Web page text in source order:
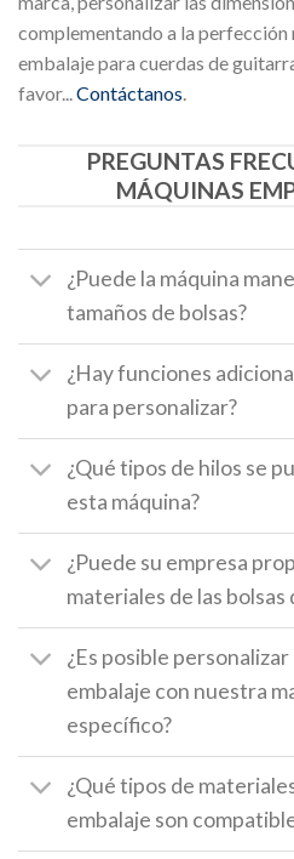
complementando a la perfección
embalaje para cuerdas de
favor...Contáctanos.
PREGUNTAS
MÁQUINAS
¿Puede la máquina
tamaños de bolsas?
¿Hay funciones
para personalizar?
¿Qué tipos de hilos se
esta máquina?
¿Puede su empresa
materiales de las bolsas
¿Es posible personalizar
embalaje con nuestra
específico?
¿Qué tipos de
embalaje son